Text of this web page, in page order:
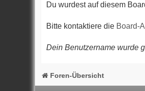
Du wurdest auf diesem
Bitte kontaktiere die Board-
Dein Benutzername wurde
Foren-Übersicht